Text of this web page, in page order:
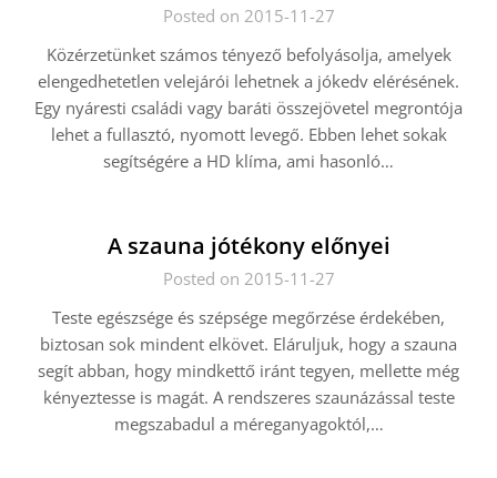
Posted on 2015-11-27
Közérzetünket számos tényező befolyásolja, amelyek
elengedhetetlen velejárói lehetnek a jókedv elérésének.
Egy nyáresti családi vagy baráti összejövetel megrontója
lehet a fullasztó, nyomott levegő. Ebben lehet sokak
segítségére a HD klíma, ami hasonló…
A szauna jótékony előnyei
Posted on 2015-11-27
Teste egészsége és szépsége megőrzése érdekében,
biztosan sok mindent elkövet. Eláruljuk, hogy a szauna
segít abban, hogy mindkettő iránt tegyen, mellette még
kényeztesse is magát. A rendszeres szaunázással teste
megszabadul a méreganyagoktól,…